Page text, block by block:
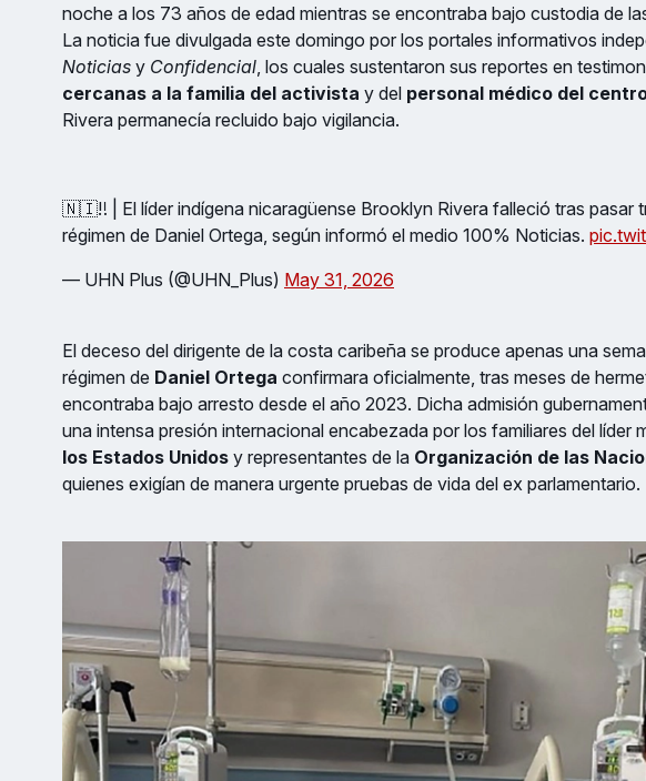
noche a los 73 años de edad mientras se encontraba bajo custodia de
La noticia fue divulgada este domingo por los portales informativos
Noticias y Confidencial, los cuales sustentaron sus reportes en
cercanas a la familia del activista y del personal médico del
Rivera permanecía recluido bajo vigilancia.
🇳🇮‼️ | El líder indígena nicaragüense Brooklyn Rivera falleció tras pasar
régimen de Daniel Ortega, según informó el medio 100% Noticias.
— UHN Plus (@UHN_Plus) May 31, 2026
El deceso del dirigente de la costa caribeña se produce apenas una
régimen de Daniel Ortega confirmara oficialmente, tras meses de
encontraba bajo arresto desde el año 2023. Dicha admisión
una intensa presión internacional encabezada por los familiares del líder
los Estados Unidos y representantes de la Organización de las
quienes exigían de manera urgente pruebas de vida del ex parlamentario.